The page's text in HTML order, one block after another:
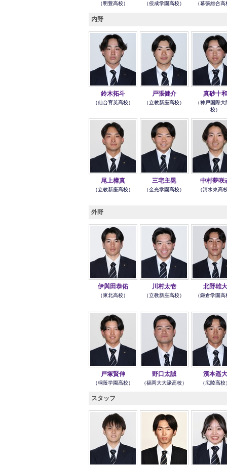
（明豊高校） （佼成学園高校） （幕張総合
内野
鈴木拓斗
（仙台育英高校）
戸張健介
（立教新座高校）
真砂十和
（神戸国際
校）
尾上樟真
（立教新座高校）
三宅主晃
（金光学園高校）
中村夢咲
（清水東高
外野
伊與田恭佑
（東北高校）
川村太壱
（立教新座高校）
北野雄大
（鎌倉学園
戸塚賢伸
（桐蔭学園高校）
野口太誠
（福岡大大濠高校）
濱本遥大
（広陵高校
スタッフ